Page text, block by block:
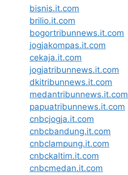
bisnis.it.com
brilio.it.com
bogortribunnews.it.com
jogjakompas.it.com
cekaja.it.com
jogjatribunnews.it.com
dkitribunnews.it.com
medantribunnews.it.com
papuatribunnews.it.com
cnbcjogja.it.com
cnbcbandung.it.com
cnbclampung.it.com
cnbckaltim.it.com
cnbcmedan.it.com